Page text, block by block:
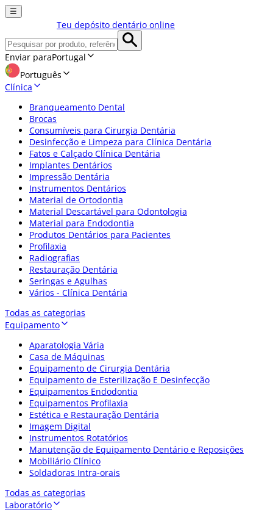
☰
Teu depósito dentário online
Enviar paraPortugal
Português
Clínica
Branqueamento Dental
Brocas
Consumíveis para Cirurgia Dentária
Desinfecção e Limpeza para Clínica Dentária
Fatos e Calçado Clínica Dentária
Implantes Dentários
Impressão Dentária
Instrumentos Dentários
Material de Ortodontia
Material Descartável para Odontologia
Material para Endodontia
Produtos Dentários para Pacientes
Profilaxia
Radiografias
Restauração Dentária
Seringas e Agulhas
Vários - Clínica Dentária
Todas as categorias
Equipamento
Aparatologia Vária
Casa de Máquinas
Equipamento de Cirurgia Dentária
Equipamento de Esterilização E Desinfecção
Equipamentos Endodontia
Equipamentos Profilaxia
Estética e Restauração Dentária
Imagem Digital
Instrumentos Rotatórios
Manutenção de Equipamento Dentário e Reposições
Mobiliário Clínico
Soldadoras Intra-orais
Todas as categorias
Laboratório